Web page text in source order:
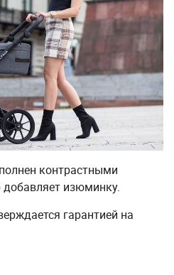
контрастными
добавляет изюминку.
гарантией на